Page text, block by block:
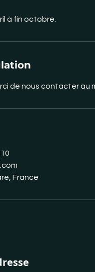
de nous contacter au
France